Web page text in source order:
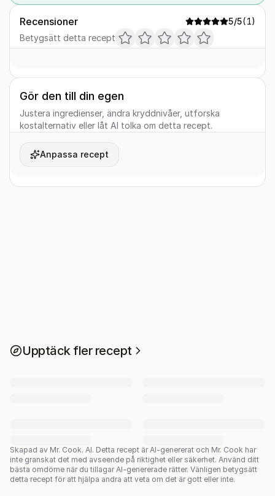
Recensioner 5/5(1)
Betygsätt detta recept
Gör den till din egen
Justera ingredienser, ändra kryddnivåer, utforska
kostalternativ eller låt AI tolka om detta recept.
Anpassa recept
Upptäck fler recept
Skapad av Mr. Cook. AI. Detta recept är AI-genererat och Mr. Cook har
inte granskat det med avseende på riktighet eller säkerhet. Använd ditt
bästa omdöme när du tillagar AI-genererade rätter. Vänligen betygsätt
detta recept för att hjälpa andra att veta om det är gott eller inte.